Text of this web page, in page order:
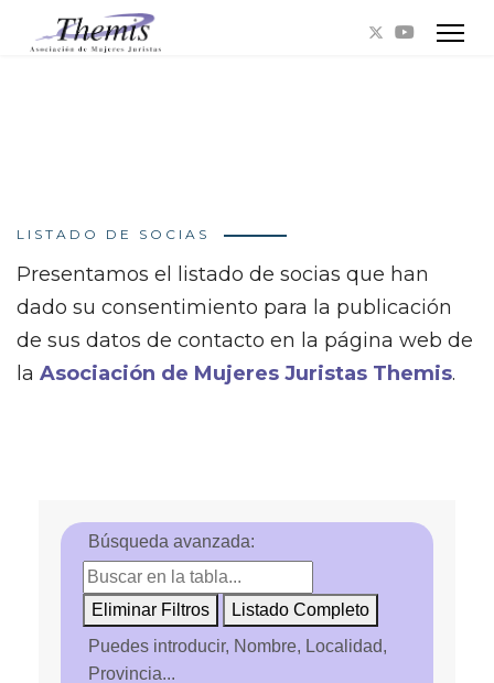
LISTADO DE SOCIAS
Presentamos el listado de socias que han
dado su consentimiento para la publicación
de sus datos de contacto en la página web de
la Asociación de Mujeres Juristas Themis.